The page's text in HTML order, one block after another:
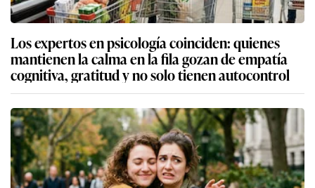
Los expertos en psicología coinciden: quienes
mantienen la calma en la fila gozan de empatía
cognitiva, gratitud y no solo tienen autocontrol